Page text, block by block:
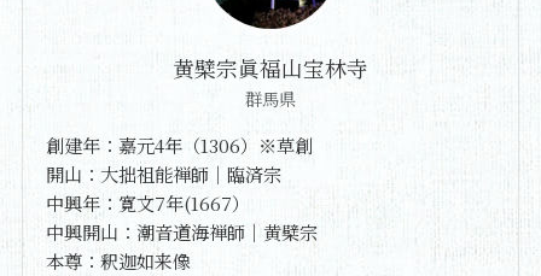
黄檗宗眞福山宝林寺
群馬県
創建年：嘉元4年（1306）※草創
開山：大拙祖能禅師｜臨済宗
中興年：寛文7年(1667）
中興開山：潮音道海禅師｜黄檗宗
本尊：釈迦如来像